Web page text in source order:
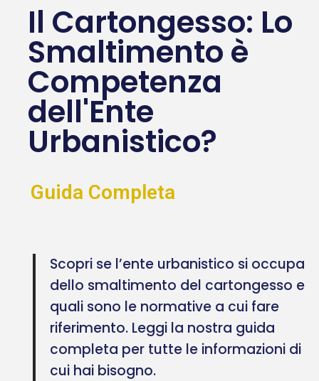
Il Cartongesso: Lo
Smaltimento è
Competenza
dell'Ente
Urbanistico?
Guida Completa
Scopri se l’ente urbanistico si occupa
dello smaltimento del cartongesso e
quali sono le normative a cui fare
riferimento. Leggi la nostra guida
completa per tutte le informazioni di
cui hai bisogno.